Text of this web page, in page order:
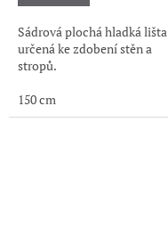
Sádrová plochá hladká lišta
určená ke zdobení stěn a
stropů.
150 cm